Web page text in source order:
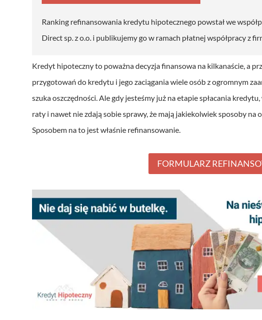
Ranking refinansowania kredytu hipotecznego powstał we
Direct sp. z o.o. i publikujemy go w ramach płatnej współpracy z
Kredyt hipoteczny to poważna decyzja finansowa na kilkanaście, a
przygotowań do kredytu i jego zaciągania wiele osób z ogromnym
szuka oszczędności. Ale gdy jesteśmy już na etapie spłacania
raty i nawet nie zdają sobie sprawy, że mają jakiekolwiek sposoby
Sposobem na to jest właśnie refinansowanie.
FORMULARZ